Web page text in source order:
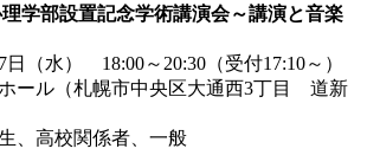
学部設置記念学術講演会～講演と音楽
（水） 18:00～20:30（受付17:10～）
ール（札幌市中央区大通西3丁目 道新
、高校関係者、一般